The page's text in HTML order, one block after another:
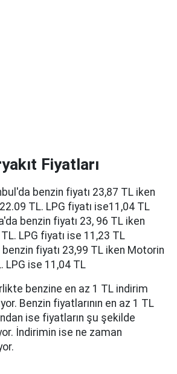
Fiyatları
benzin fiyatı 23,87 TL iken
TL. LPG fiyatı ise11,04 TL
benzin fiyatı 23, 96 TL iken
LPG fiyatı ise 11,23 TL
benzin fiyatı 23,99 TL iken Motorin
LPG ise 11,04 TL
benzine en az 1 TL indirim
Benzin fiyatlarının en az 1 TL
ise fiyatların şu şekilde
İndirimin ise ne zaman